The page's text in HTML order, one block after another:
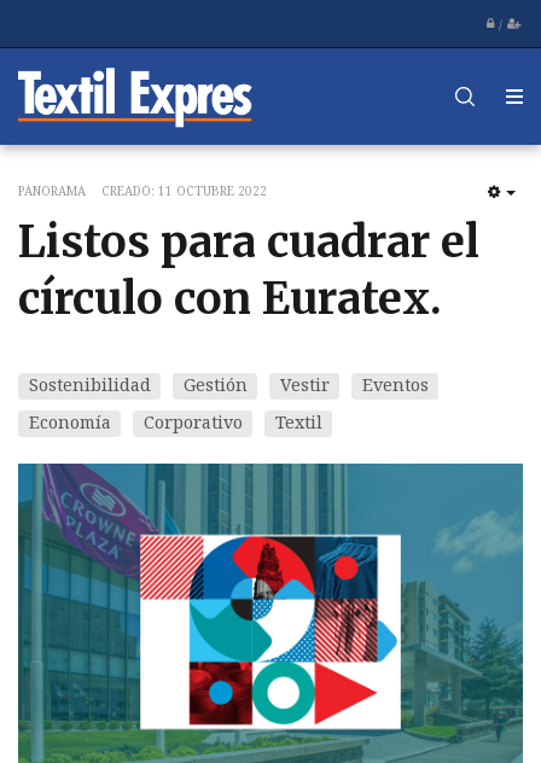
/
PANORAMA CREADO: 11 OCTUBRE 2022
Listos para cuadrar el
círculo con Euratex.
Sostenibilidad Gestión Vestir
Eventos
Economía
Corporativo Textil